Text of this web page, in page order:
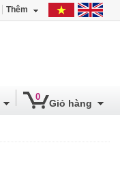
Thêm
0
Giỏ hàng